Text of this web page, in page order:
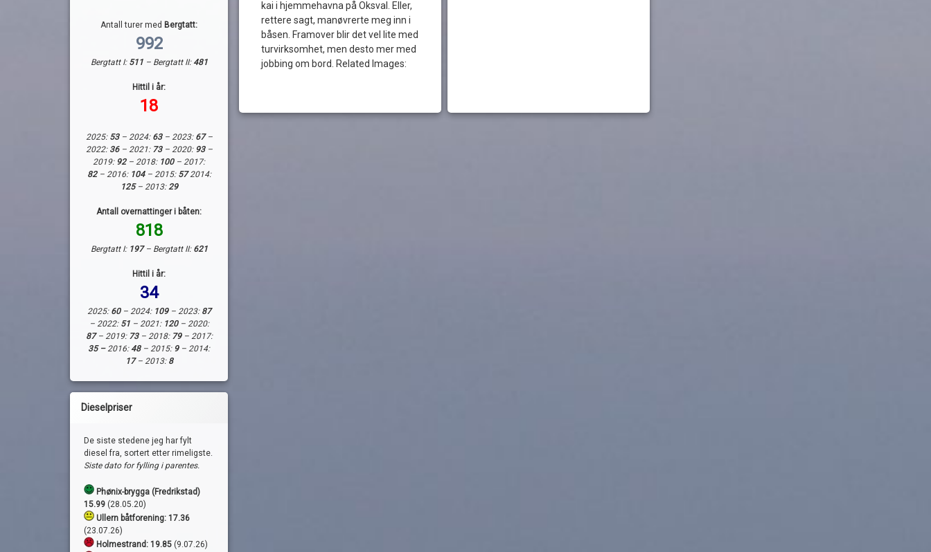
kai i hjemmehavna på Oksval. Eller,
rettere sagt, manøvrerte meg inn i
båsen. Framover blir det vel lite med
turvirksomhet, men desto mer med
jobbing om bord. Related Images:
Antall turer med Bergtatt:
992
Bergtatt I: 511 – Bergtatt II:481
Hittil i år:
18
2025: 53– 2024:63– 2023: 67–
2022: 36– 2021: 73– 2020: 93–
2019: 92– 2018: 100 – 2017:
82– 2016: 104– 2015: 572014:
125– 2013: 29
Antall overnattinger i båten:
818
Bergtatt I: 197– Bergtatt II: 621
Hittil i år:
34
2025: 60– 2024: 109– 2023: 87
– 2022: 51– 2021: 120– 2020:
87– 2019: 73– 2018: 79– 2017:
35 – 2016:48– 2015: 9 – 2014:
17– 2013: 8
Dieselpriser
De siste stedene jeg har fylt
diesel fra, sortert etter rimeligste.
Siste dato for fylling i parentes.
Phønix-brygga (Fredrikstad)
15.99 (28.05.20)
Ullern båtforening: 17.36
(23.07.26)
Holmestrand: 19.85(9.07.26)